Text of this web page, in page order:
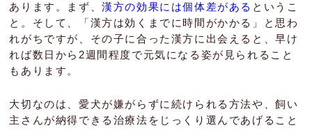
あります。まず、漢方の効果には個体差がある というこ
と。そして、「漢方は効くまでに時間がかかる」と思わ
れがちですが、その子に合った漢方に出会えると、早け
れば数日から2週間程度で元気になる姿が見られること
もあります。
大切なのは、愛犬が嫌がらずに続けられる方法や、飼い
主さんが納得できる治療法をじっくり選んであげること